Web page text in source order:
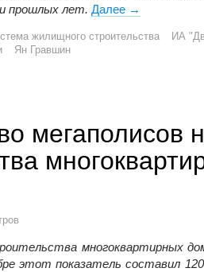
прошлых лет. Далее Продажи
→
жилищного строительства
ИА
Ян Гравшин
мегаполисов
многоквартирных
этот показатель составил